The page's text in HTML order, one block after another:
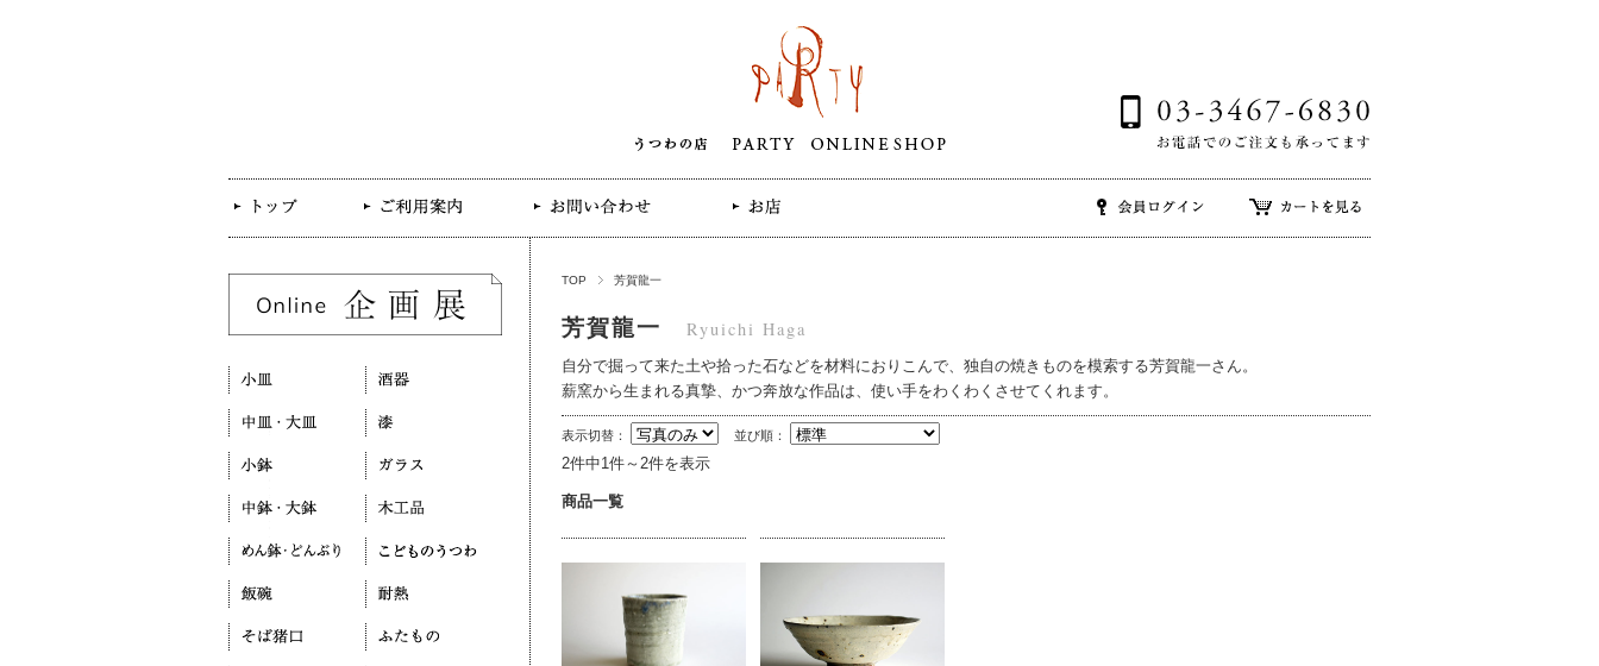
TOP 芳賀龍一
芳賀龍一 Ryuichi Haga
自分で掘って来た土や拾った石などを材料におりこんで、独自の焼きものを模索する芳賀龍一さん。
薪窯から生まれる真摯、かつ奔放な作品は、使い手をわくわくさせてくれます。
表示切替： 並び順：
2件中1件～2件を表示
商品一覧